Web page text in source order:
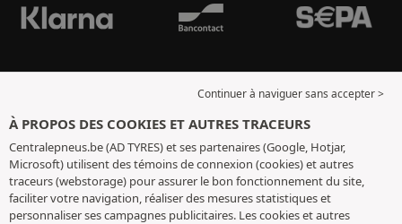
Continuer à naviguer sans accepter >
À PROPOS DES COOKIES ET AUTRES TRACEURS
Centralepneus.be (AD TYRES) et ses partenaires (Google, Hotjar,
Microsoft) utilisent des témoins de connexion (cookies) et autres
traceurs (webstorage) pour assurer le bon fonctionnement du site,
faciliter votre navigation, réaliser des mesures statistiques et
personnaliser ses campagnes publicitaires. Les cookies et autres